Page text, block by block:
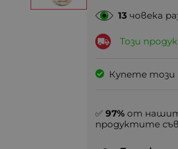
13човека
Този
Купете този
✅ 97% от
продуктите